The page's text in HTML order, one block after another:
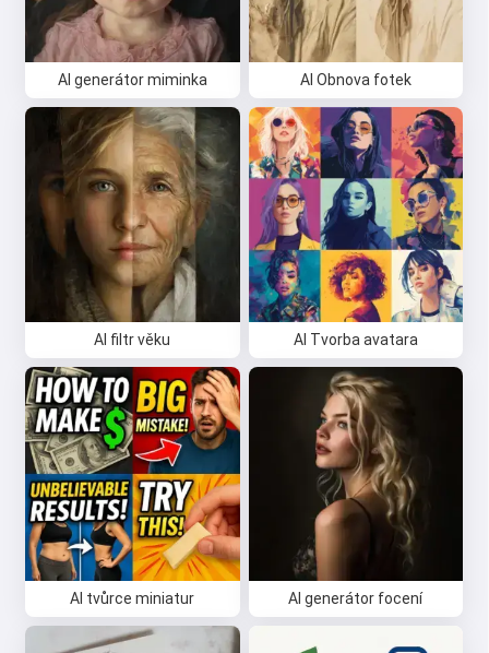
AI generátor miminka AI Obnova fotek
AI filtr věku AI Tvorba avatara
AI tvůrce miniatur AI generátor focení